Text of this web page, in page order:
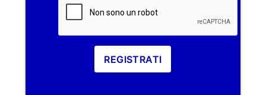
REGISTRATI